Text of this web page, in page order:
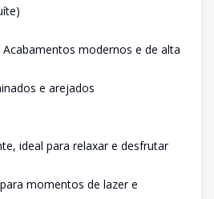
Acabamentos modernos e de alta
e arejados
ideal para relaxar e desfrutar
momentos de lazer e